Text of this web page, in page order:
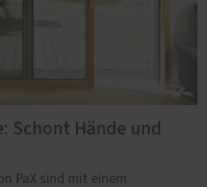
Schont Hände und
PaX sind mit einem